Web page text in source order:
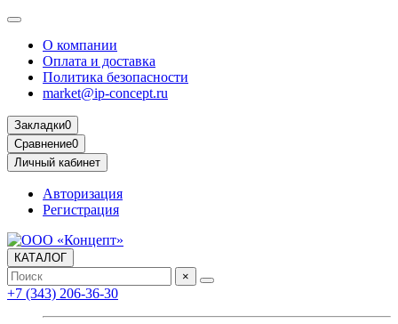
О компании
Оплата и доставка
Политика безопасности
market@ip-concept.ru
Закладки0
Сравнение0
Личный кабинет
Авторизация
Регистрация
КАТАЛОГ
×
+7 (343) 206-36-30